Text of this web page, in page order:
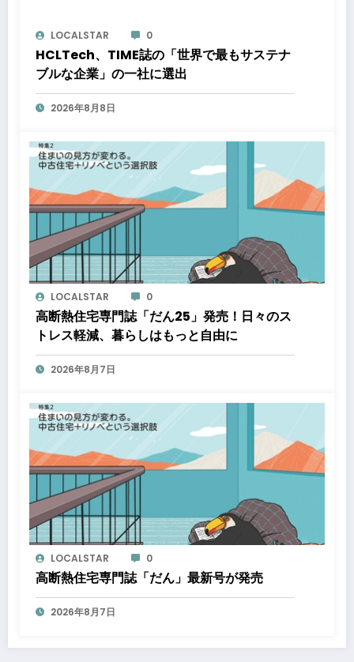
LOCALSTAR 0
HCLTech、TIME誌の「世界で最もサステナ
ブルな企業」の一社に選出
2026年8月8日
LOCALSTAR 0
高断熱住宅専門誌「だん25」発売！日々のス
トレス軽減、暮らしはもっと自由に
2026年8月7日
LOCALSTAR 0
高断熱住宅専門誌「だん」最新号が発売
2026年8月7日